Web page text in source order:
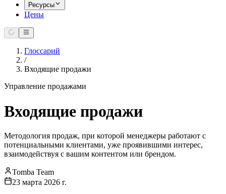
Ресурсы
Цены
Глоссарий
/
Входящие продажи
Управление продажами
Входящие продажи
Методология продаж, при которой менеджеры работают с
потенциальными клиентами, уже проявившими интерес,
взаимодействуя с вашим контентом или брендом.
Tomba Team
23 марта 2026 г.